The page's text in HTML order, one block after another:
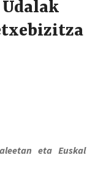
eta Euskal